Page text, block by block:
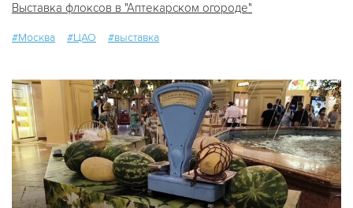
Выставка флоксов в "Аптекарском огороде"
#Москва #ЦАО #выставка